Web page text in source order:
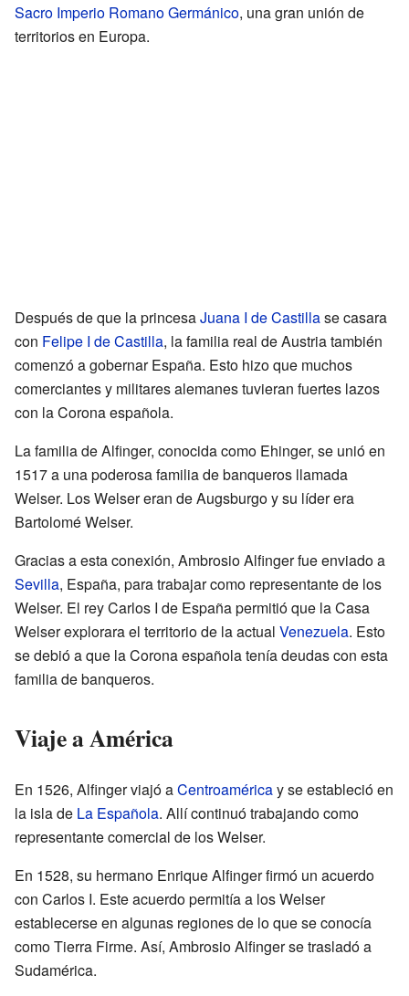
Sacro Imperio Romano Germánico, una gran unión de
territorios en Europa.
Después de que la princesaJuana I de Castillase casara
con Felipe I de Castilla, la familia real de Austria también
comenzó a gobernar España. Esto hizo que muchos
comerciantes y militares alemanes tuvieran fuertes lazos
con la Corona española.
La familia de Alfinger, conocida como Ehinger, se unió en
1517 a una poderosa familia de banqueros llamada
Welser. Los Welser eran de Augsburgo y su líder era
Bartolomé Welser.
Gracias a esta conexión, Ambrosio Alfinger fue enviado a
Sevilla, España, para trabajar como representante de los
Welser. El rey Carlos I de España permitió que la Casa
Welser explorara el territorio de la actual Venezuela. Esto
se debió a que la Corona española tenía deudas con esta
familia de banqueros.
Viaje a América
En 1526, Alfinger viajó aCentroaméricay se estableció en
la isla de La Española. Allí continuó trabajando como
representante comercial de los Welser.
En 1528, su hermano Enrique Alfinger firmó un acuerdo
con Carlos I. Este acuerdo permitía a los Welser
establecerse en algunas regiones de lo que se conocía
como Tierra Firme. Así, Ambrosio Alfinger se trasladó a
Sudamérica.